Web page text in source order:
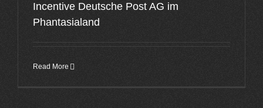
Incentive Deutsche Post AG im
Phantasialand
Read More